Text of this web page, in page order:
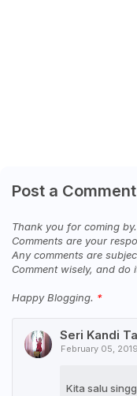
Post a Comment
Thank you for coming by.
Comments are your
Any comments are
Comment wisely, and do
Happy Blogging.
Seri Kandi
February 05,
Kita salu